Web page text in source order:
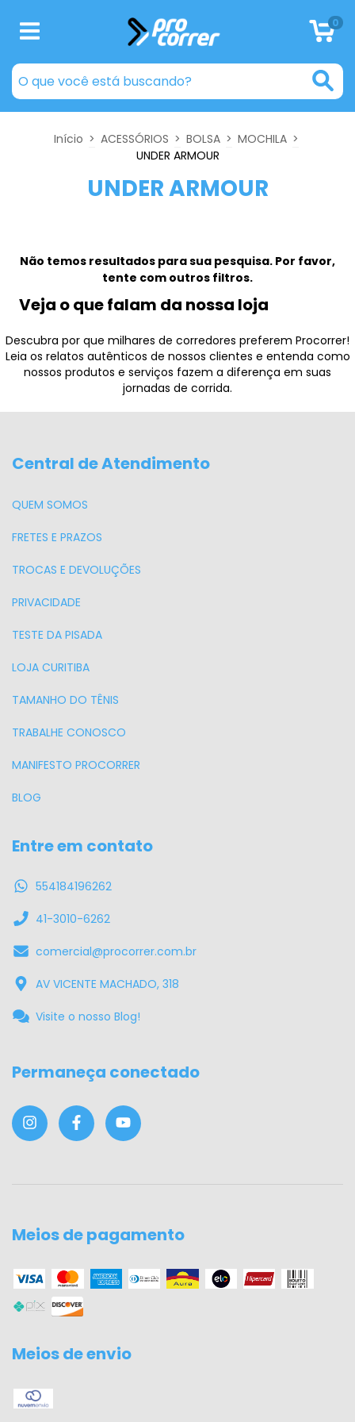
0
Início > ACESSÓRIOS > BOLSA > MOCHILA >
UNDER ARMOUR
UNDER ARMOUR
Não temos resultados para sua pesquisa. Por favor,
tente com outros filtros.
Veja o que falam da nossa loja
Descubra por que milhares de corredores preferem Procorrer!
Leia os relatos autênticos de nossos clientes e entenda como
nossos produtos e serviços fazem a diferença em suas
jornadas de corrida.
Central de Atendimento
QUEM SOMOS
FRETES E PRAZOS
TROCAS E DEVOLUÇÕES
PRIVACIDADE
TESTE DA PISADA
LOJA CURITIBA
TAMANHO DO TÊNIS
TRABALHE CONOSCO
MANIFESTO PROCORRER
BLOG
Entre em contato
554184196262
41-3010-6262
comercial@procorrer.com.br
AV VICENTE MACHADO, 318
Visite o nosso Blog!
Permaneça conectado
Meios de pagamento
Meios de envio